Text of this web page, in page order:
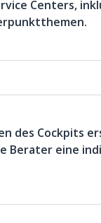
Centers,
des Cockpits
Berater eine